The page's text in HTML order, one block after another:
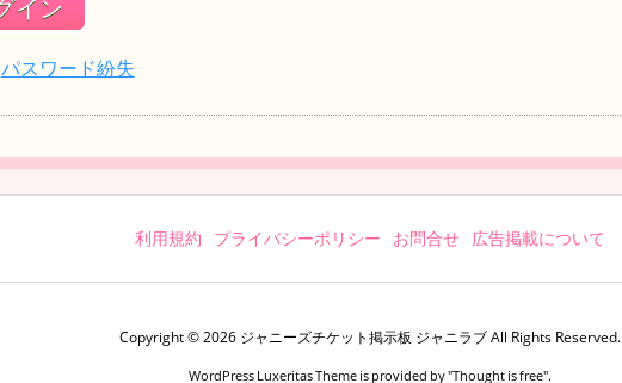
パスワード紛失
利用規約 プライバシーポリシー お問合せ 広告掲載について
Copyright ©2026 ジャニーズチケット掲示板 ジャニラブAll Rights Reserved.
WordPress Luxeritas Theme is provided by "Thought is free".